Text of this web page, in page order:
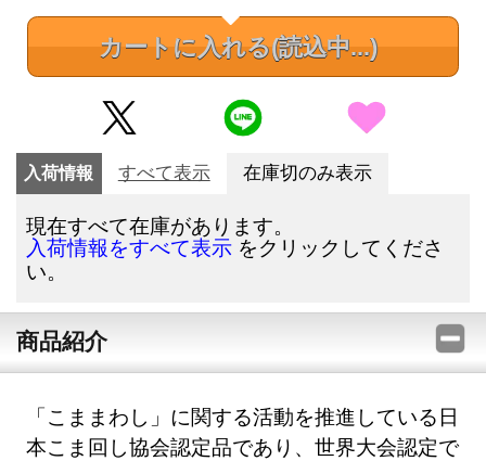
カートに入れる(読込中...)
入荷情報 すべて表示 在庫切のみ表示
現在すべて在庫があります。
入荷情報をすべて表示 をクリックしてくださ
い。
商品紹介
「こままわし」に関する活動を推進している日
本こま回し協会認定品であり、世界大会認定で